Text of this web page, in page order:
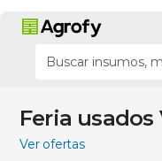
Feria
Ver ofertas